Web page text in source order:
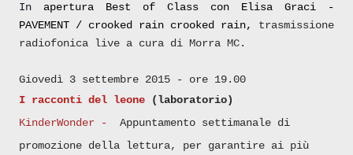
In apertura Best of Class con Elisa Graci -
PAVEMENT / crooked rain crooked rain, trasmissione
radiofonica live a cura di Morra MC.
Giovedì 3 settembre 2015 - ore 19.00
I racconti del leone
(laboratorio)
KinderWonder
-
Appuntamento settimanale di
promozione della lettura, per garantire ai più